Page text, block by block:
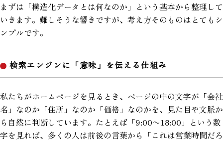
まずは「構造化データとは何なのか」という基本から整理して
いきます。難しそうな響きですが、考え方そのものはとてもシ
ンプルです。
検索エンジンに「意味」を伝える仕組み
私たちがホームページを見るとき、ページの中の文字が「会社
名」なのか「住所」なのか「価格」なのかを、見た目や文脈か
ら自然に判断しています。たとえば「9:00〜18:00」という数
字を見れば、多くの人は前後の言葉から「これは営業時間だろ